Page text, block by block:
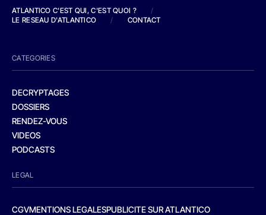
ATLANTICO C'EST QUI, C'EST QUOI ?
/
LE RESEAU D'ATLANTICO
/ CONTACT
CATEGORIES
DECRYPTAGES
DOSSIERS
RENDEZ-VOUS
VIDEOS
PODCASTS
LEGAL
CGVMENTIONS LEGALESPUBLICITE SUR ATLANTICO